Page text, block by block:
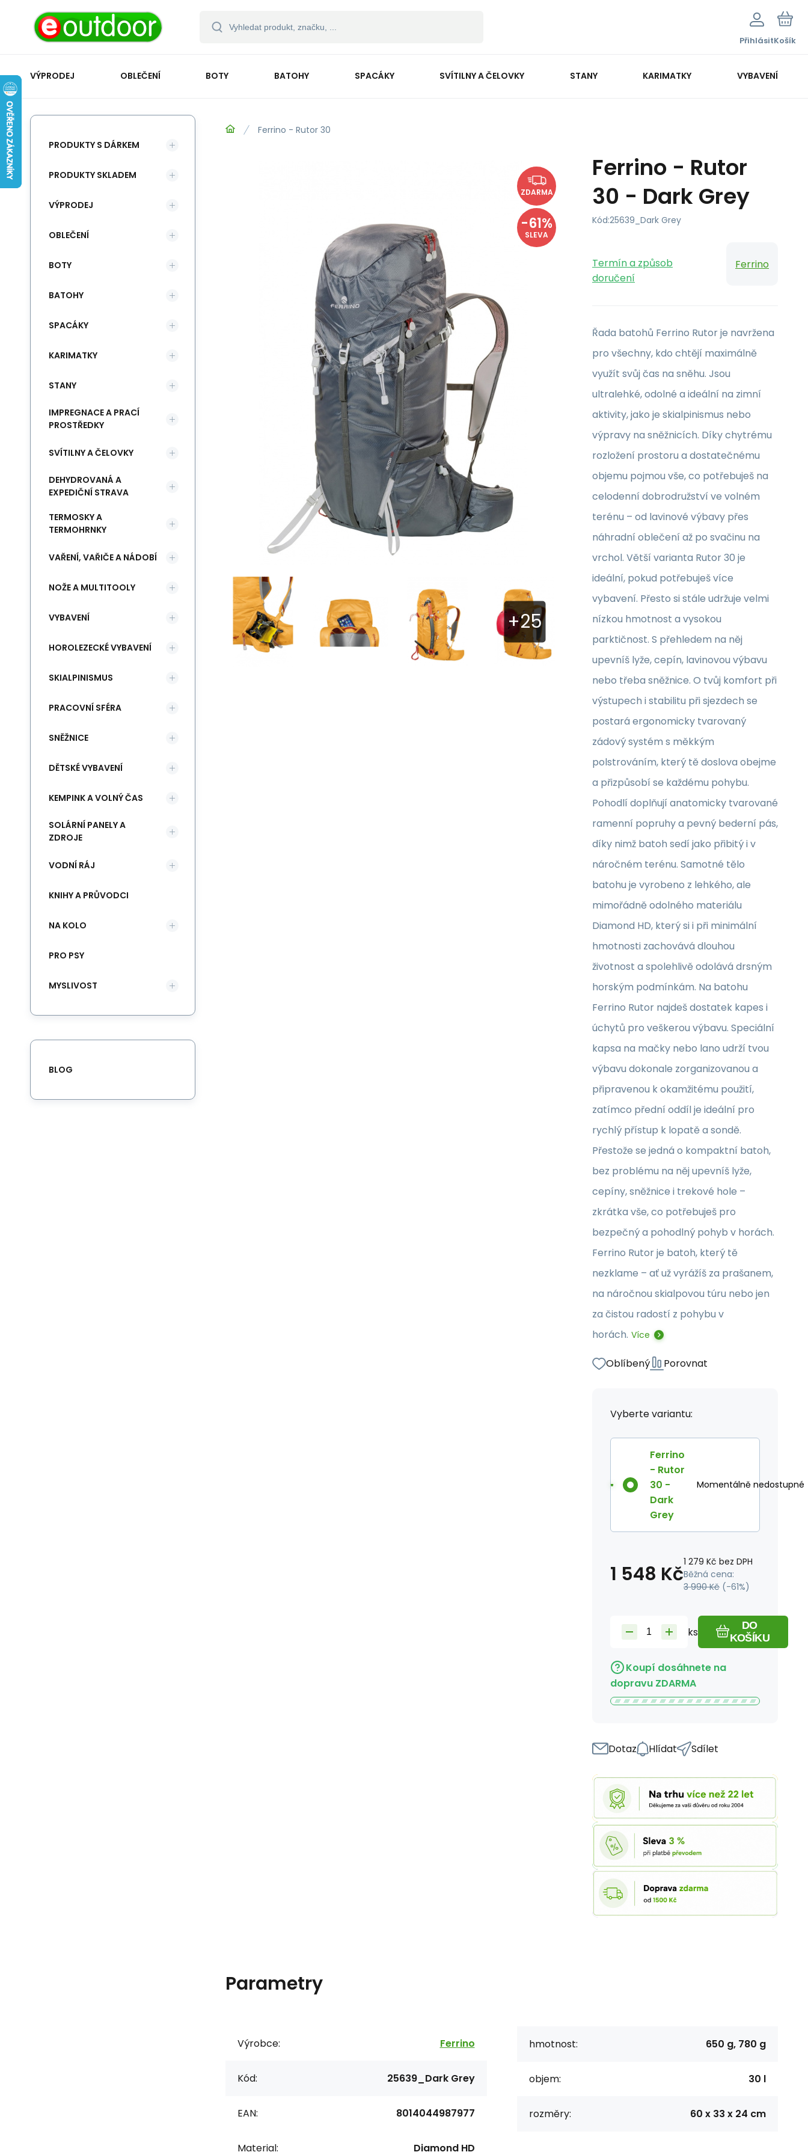
PřihlásitKošík
VÝPRODEJ OBLEČENÍ BOTY BATOHY SPACÁKY SVÍTILNY A ČELOVKY STANY KARIMATKY VYBAVENÍ
Ferrino - Rutor 30
ZDARMA
-61%
SLEVA
Ferrino - Rutor
30 - Dark Grey
Kód:25639_Dark Grey
Termín a způsob
doručení
Ferrino
Řada batohů Ferrino Rutor je navržena
pro všechny, kdo chtějí maximálně
využít svůj čas na sněhu. Jsou
ultralehké, odolné a ideální na zimní
aktivity, jako je skialpinismus nebo
výpravy na sněžnicích. Díky chytrému
rozložení prostoru a dostatečnému
objemu pojmou vše, co potřebuješ na
celodenní dobrodružství ve volném
terénu – od lavinové výbavy přes
náhradní oblečení až po svačinu na
vrchol. Větší varianta Rutor 30 je
ideální, pokud potřebuješ více
vybavení. Přesto si stále udržuje velmi
nízkou hmotnost a vysokou
parktičnost. S přehledem na něj
upevníš lyže, cepín, lavinovou výbavu
nebo třeba sněžnice. O tvůj komfort při
výstupech i stabilitu při sjezdech se
postará ergonomicky tvarovaný
zádový systém s měkkým
polstrováním, který tě doslova obejme
a přizpůsobí se každému pohybu.
Pohodlí doplňují anatomicky tvarované
ramenní popruhy a pevný bederní pás,
díky nimž batoh sedí jako přibitý i v
náročném terénu. Samotné tělo
batohu je vyrobeno z lehkého, ale
mimořádně odolného materiálu
Diamond HD, který si i při minimální
hmotnosti zachovává dlouhou
životnost a spolehlivě odolává drsným
horským podmínkám. Na batohu
Ferrino Rutor najdeš dostatek kapes i
úchytů pro veškerou výbavu. Speciální
kapsa na mačky nebo lano udrží tvou
výbavu dokonale zorganizovanou a
připravenou k okamžitému použití,
zatímco přední oddíl je ideální pro
rychlý přístup k lopatě a sondě.
Přestože se jedná o kompaktní batoh,
bez problému na něj upevníš lyže,
cepíny, sněžnice i trekové hole –
zkrátka vše, co potřebuješ pro
bezpečný a pohodlný pohyb v horách.
Ferrino Rutor je batoh, který tě
nezklame – ať už vyrážíš za prašanem,
na náročnou skialpovou túru nebo jen
za čistou radostí z pohybu v
horách. Více
Oblíbený Porovnat
Vyberte variantu:
Ferrino
- Rutor
30 -
Dark
Grey
Momentálně nedostupné
1 548 Kč1 279 Kč bez DPH
Běžná cena:
3 990 Kč (-61%)
ks
DO
KOŠÍKU
Koupí dosáhnete na
dopravu ZDARMA
Dotaz Hlídat Sdílet
Parametry
Výrobce: Ferrino
Kód: 25639_Dark Grey
EAN: 8014044987977
Material: Diamond HD
hmotnost: 650 g, 780 g
objem: 30 l
rozměry: 60 x 33 x 24 cm
PRODUKTY S DÁRKEM
PRODUKTY SKLADEM
VÝPRODEJ
OBLEČENÍ
BOTY
BATOHY
SPACÁKY
KARIMATKY
STANY
IMPREGNACE A PRACÍ
PROSTŘEDKY
SVÍTILNY A ČELOVKY
DEHYDROVANÁ A
EXPEDIČNÍ STRAVA
TERMOSKY A
TERMOHRNKY
VAŘENÍ, VAŘIČE A NÁDOBÍ
NOŽE A MULTITOOLY
VYBAVENÍ
HOROLEZECKÉ VYBAVENÍ
SKIALPINISMUS
PRACOVNÍ SFÉRA
SNĚŽNICE
DĚTSKÉ VYBAVENÍ
KEMPINK A VOLNÝ ČAS
SOLÁRNÍ PANELY A
ZDROJE
VODNÍ RÁJ
KNIHY A PRŮVODCI
NA KOLO
PRO PSY
MYSLIVOST
BLOG